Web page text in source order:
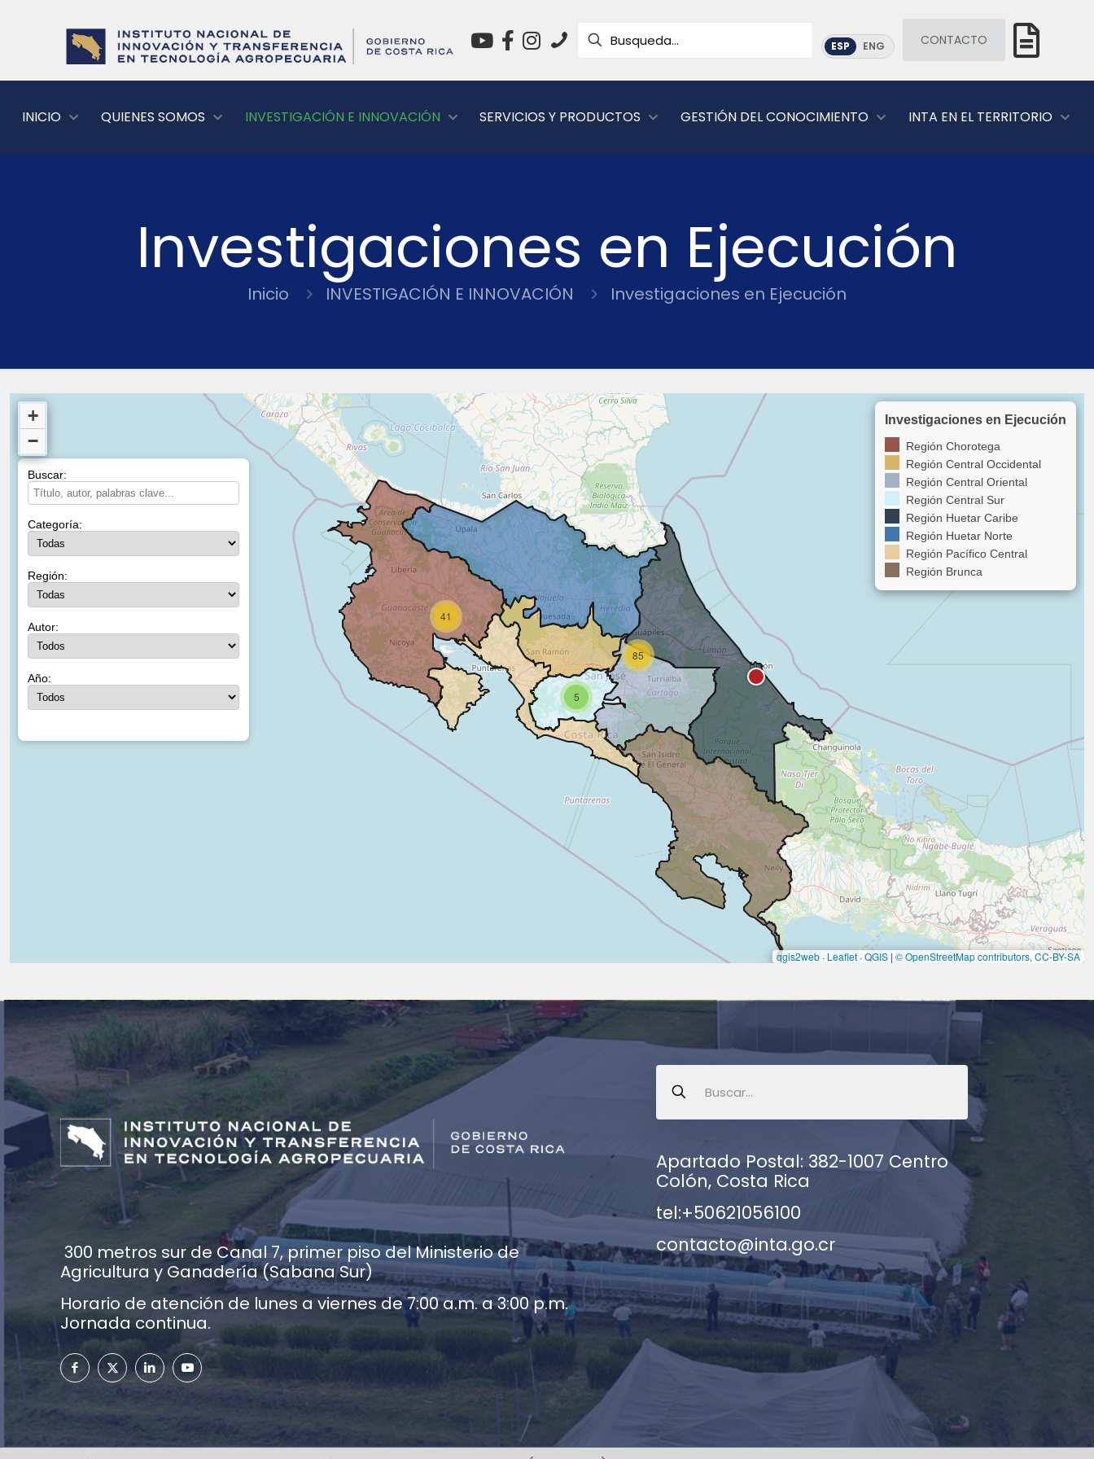
ESP ENG CONTACTO
INICIO QUIENES SOMOS INVESTIGACIÓN E INNOVACIÓN SERVICIOS Y PRODUCTOS GESTIÓN DEL CONOCIMIENTO INTA EN EL TERRITORIO
Investigaciones en Ejecución
Inicio INVESTIGACIÓN E INNOVACIÓN Investigaciones en Ejecución
300 metros sur de Canal 7, primer piso del Ministerio de
Agricultura y Ganadería (Sabana Sur)
Horario de atención de lunes a viernes de 7:00 a.m. a 3:00 p.m.
Jornada continua.
Apartado Postal: 382-1007 Centro
Colón, Costa Rica
tel:+50621056100
contacto@inta.go.cr